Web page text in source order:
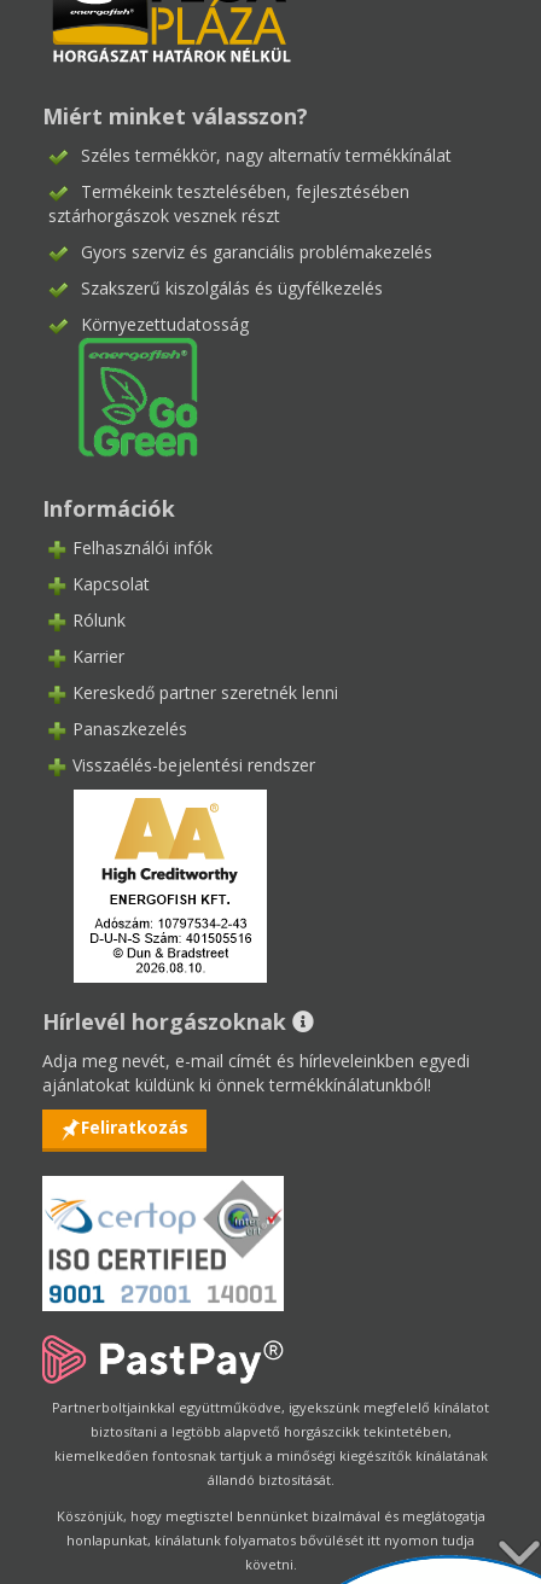
Miért minket válasszon?
Széles termékkör, nagy alternatív termékkínálat
Termékeink tesztelésében, fejlesztésében
sztárhorgászok vesznek részt
Gyors szerviz és garanciális problémakezelés
Szakszerű kiszolgálás és ügyfélkezelés
Környezettudatosság
Információk
Felhasználói infók
Kapcsolat
Rólunk
Karrier
Kereskedő partner szeretnék lenni
Panaszkezelés
Visszaélés-bejelentési rendszer
Hírlevél horgászoknak
Adja meg nevét, e-mail címét és hírleveleinkben egyedi
ajánlatokat küldünk ki önnek termékkínálatunkból!
Feliratkozás
Partnerboltjainkkal együttműködve, igyekszünk megfelelő kínálatot
biztosítani a legtöbb alapvető horgászcikk tekintetében,
kiemelkedően fontosnak tartjuk a minőségi kiegészítők kínálatának
állandó biztosítását.
Köszönjük, hogy megtisztel bennünket bizalmával és meglátogatja
honlapunkat, kínálatunk folyamatos bővülését itt nyomon tudja
követni.